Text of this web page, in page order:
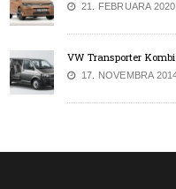
21. FEBRUARA 2020.
VW Transporter
17. NOVEMBRA